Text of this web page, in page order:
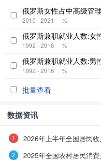
俄罗斯女性占中高级管
2010 - 2021 %
俄罗斯兼职就业人数:女
1992 - 2016 %
俄罗斯兼职就业人数:男
1992 - 2016 %
批量查看
数据资讯
2026年上半年全国居民
2025年全国农村居民消